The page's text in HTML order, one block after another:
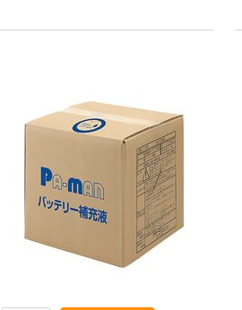
8828 1個
NIC金型防錆剤
スプレー
（税込）